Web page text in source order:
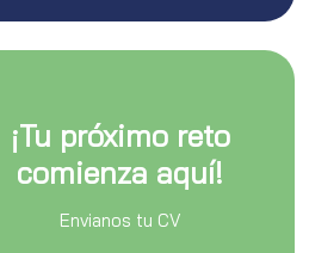
¡Tu próximo reto
comienza aquí!
Envianos tu CV